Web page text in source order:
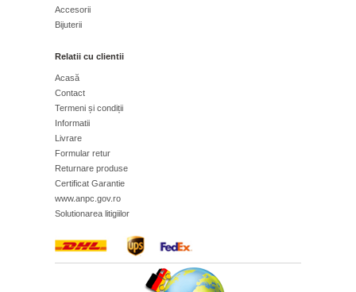
Accesorii
Bijuterii
Relatii cu clientii
Acasă
Contact
Termeni și condiții
Informatii
Livrare
Formular retur
Returnare produse
Certificat Garantie
www.anpc.gov.ro
Solutionarea litigiilor